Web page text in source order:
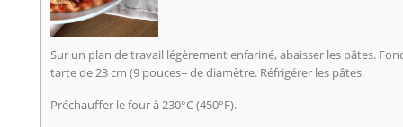
Sur un plan de travail légèrement enfariné, abaisser les pâtes.
tarte de 23 cm (9 pouces= de diamètre. Réfrigérer les pâtes.
Préchauffer le four à 230°C (450°F).